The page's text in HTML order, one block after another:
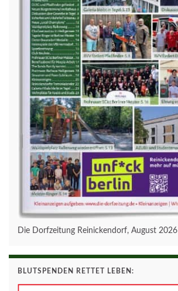
Die Dorfzeitung Reinickendorf, August 2026
BLUTSPENDEN RETTET LEBEN: